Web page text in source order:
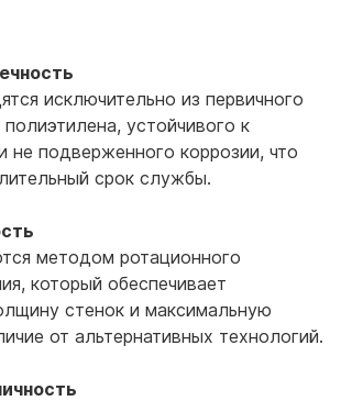
исключительно из первичного
устойчивого к
не подверженного коррозии, что
срок службы.
методом ротационного
который обеспечивает
стенок и максимальную
от альтернативных технологий.